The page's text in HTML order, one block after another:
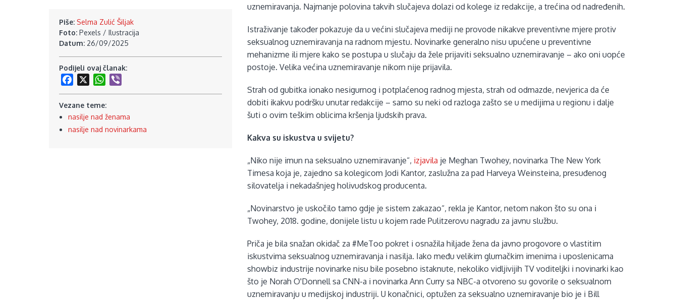
Piše: Selma Zulić Šiljak
Foto: Pexels / Ilustracija
Datum: 26/09/2025
Podijeli ovaj članak:
Facebook
WhatsApp
Vezane teme:
nasilje nad ženama
nasilje nad novinarkama
uznemiravanja. Najmanje polovina takvih slučajeva dolazi od kolege iz redakcije, a trećina od nadređenih.
Istraživanje također pokazuje da u većini slučajeva mediji ne provode nikakve preventivne mjere protiv
seksualnog uznemiravanja na radnom mjestu. Novinarke generalno nisu upućene u preventivne
mehanizme ili mjere kako se postupa u slučaju da žele prijaviti seksualno uznemiravanje – ako oni uopće
postoje. Velika većina uznemiravanje nikom nije prijavila.
Strah od gubitka ionako nesigurnog i potplaćenog radnog mjesta, strah od odmazde, nevjerica da će
dobiti ikakvu podršku unutar redakcije – samo su neki od razloga zašto se u medijima u regionu i dalje
šuti o ovim teškim oblicima kršenja ljudskih prava.
Kakva su iskustva u svijetu?
„Niko nije imun na seksualno uznemiravanje“, izjavila je Meghan Twohey, novinarka The New York
Timesa koja je, zajedno sa kolegicom Jodi Kantor, zaslužna za pad Harveya Weinsteina, presuđenog
silovatelja i nekadašnjeg holivudskog producenta.
„Novinarstvo je uskočilo tamo gdje je sistem zakazao“, rekla je Kantor, netom nakon što su ona i
Twohey, 2018. godine, donijele listu u kojem rade Pulitzerovu nagradu za javnu službu.
Priča je bila snažan okidač za #MeToo pokret i osnažila hiljade žena da javno progovore o vlastitim
iskustvima seksualnog uznemiravanja i nasilja. Iako među velikim glumačkim imenima i uposlenicama
showbiz industrije novinarke nisu bile posebno istaknute, nekoliko vidljivijih TV voditeljki i novinarki kao
što je Norah O'Donnell sa CNN-a i novinarka Ann Curry sa NBC-a otvoreno su govorile o seksualnom
uznemiravanju u medijskoj industriji. U konačnici, optužen za seksualno uznemiravanje bio je i Bill